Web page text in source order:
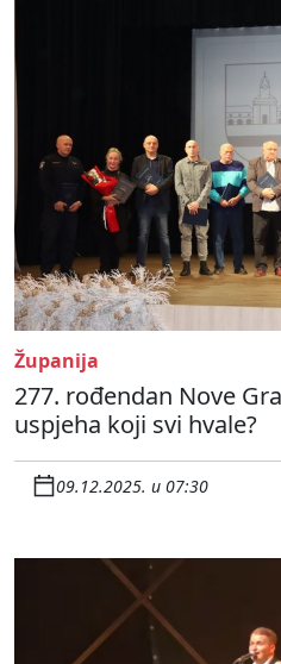
Županija
277. rođendan Nove
uspjeha koji svi hvale?
09.12.2025. u 07:30